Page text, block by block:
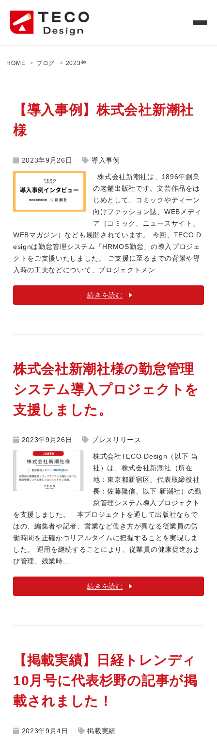
HOME ブログ 2023年
【導入事例】株式会社新潮社
様
2023年9月26日 導入事例
株式会社新潮社は、1896年創業
の老舗出版社です。文芸作品をは
じめとして、コミックやティーン
向けファッション誌、WEBメディ
ア（コミック、ニュースサイト、
WEBマガジン）なども展開されています。 今回、TECO D
esignは勤怠管理システム「HRMOS勤怠」の導入プロジェ
クトをご支援いたしました。 ご支援に至るまでの背景や導
入時の工夫などについて、プロジェクトメン...
続きを読む
株式会社新潮社様の勤怠管理
システム導入プロジェクトを
支援しました。
2023年9月26日 プレスリリース
株式会社TECO Design（以下 当
社）は、株式会社新潮社（所在
地：東京都新宿区、代表取締役社
長：佐藤隆信、以下 新潮社）の勤
怠管理システム導入プロジェクト
を支援しました。 本プロジェクトを通して出版社ならで
はの、編集者や記者、営業など働き方が異なる従業員の労
働時間を正確かつリアルタイムに把握することを実現しま
した。 運用を継続することにより、従業員の健康促進およ
び管理、残業時...
続きを読む
【掲載実績】日経トレンディ
10月号に代表杉野の記事が掲
載されました！
2023年9月4日 掲載実績